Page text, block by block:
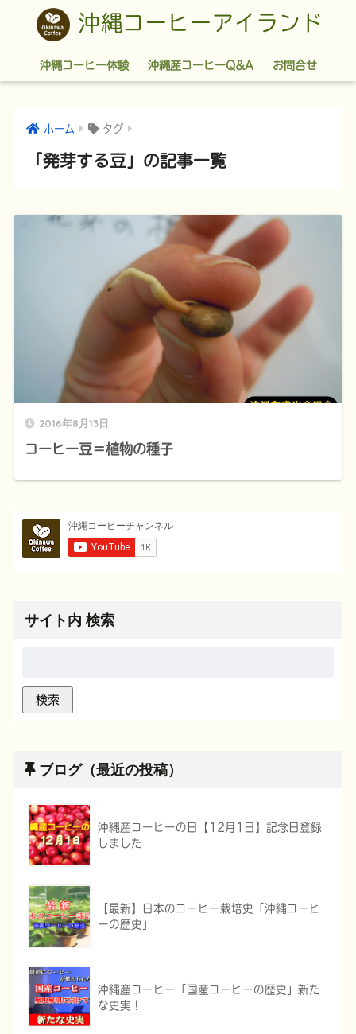
沖縄コーヒーアイランド
沖縄コーヒー体験 沖縄産コーヒーQ&A お問合せ
ホーム タグ
「発芽する豆」の記事一覧
2016年8月13日
コーヒー豆＝植物の種子
サイト内 検索
ブログ（最近の投稿）
沖縄産コーヒーの日【12月1日】記念日登録
しました
【最新】日本のコーヒー栽培史「沖縄コーヒ
ーの歴史」
沖縄産コーヒー「国産コーヒーの歴史」新た
な史実！